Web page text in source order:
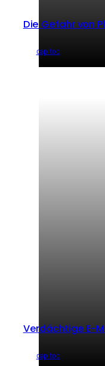
Die Gefahr von
capitoo
Verdächtige E-
capitoo